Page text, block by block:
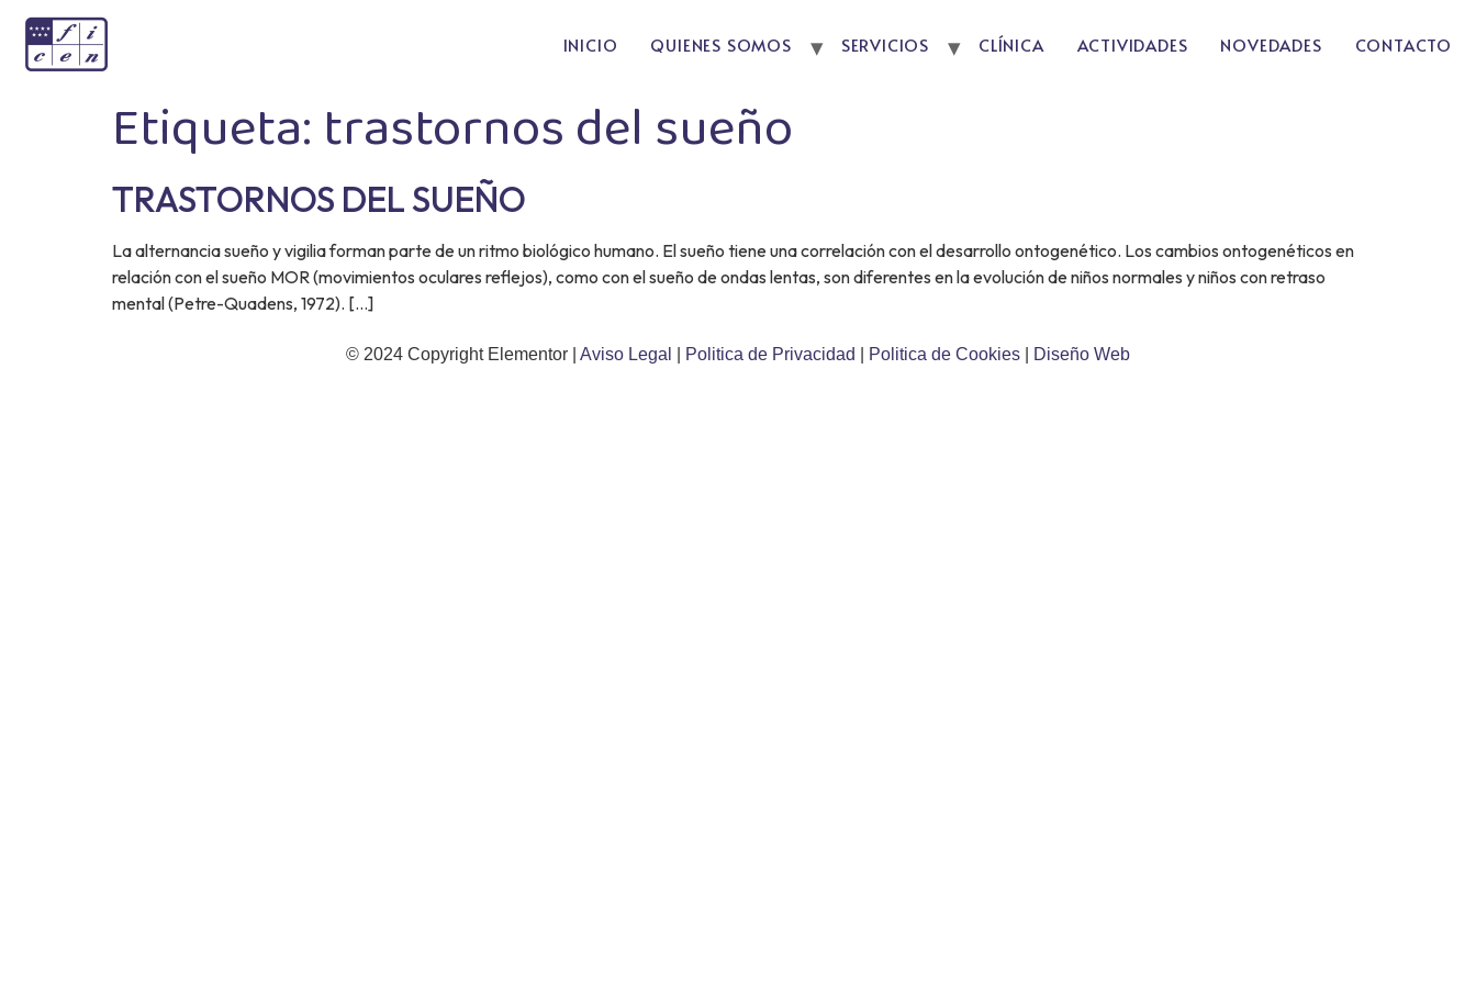
INICIO QUIENES SOMOS SERVICIOS CLÍNICA ACTIVIDADES NOVEDADES CONTACTO
Etiqueta: trastornos del sueño
TRASTORNOS DEL SUEÑO
La alternancia sueño y vigilia forman parte de un ritmo biológico humano. El sueño tiene una correlación con el desarrollo ontogenético. Los cambios ontogenéticos en
relación con el sueño MOR (movimientos oculares reflejos), como con el sueño de ondas lentas, son diferentes en la evolución de niños normales y niños con retraso
mental (Petre-Quadens, 1972). […]
© 2024 Copyright Elementor | Aviso Legal Politica de Privacidad Politica de Cookies Diseño Web